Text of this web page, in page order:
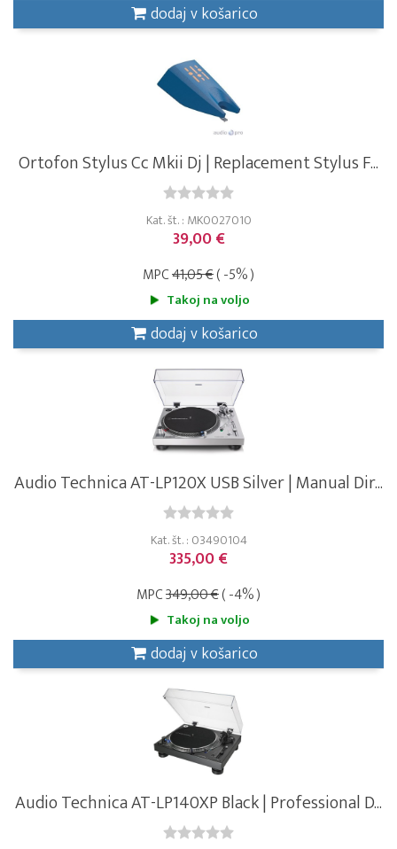
dodaj v košarico
Ortofon Stylus Cc Mkii Dj | Replacement Stylus F...
Kat. št. : MK0027010
39,00 €
MPC41,05 €( -5% )
Takoj na voljo
dodaj v košarico
Audio Technica AT-LP120X USB Silver | Manual Dir...
Kat. št. : 03490104
335,00 €
MPC349,00 €( -4% )
Takoj na voljo
dodaj v košarico
Audio Technica AT-LP140XP Black | Professional D...